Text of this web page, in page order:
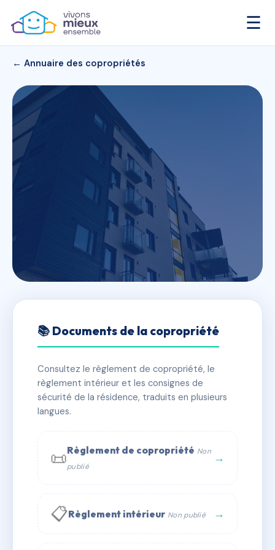
☰
← Annuaire des copropriétés
PLEIN SOLEIL
✓ Immatriculée 🏠 112 lots 🏗 1 bâtiment(s)
📞 Contacter Syndic Digital
📚 Documents de la copropriété
Consultez le règlement de copropriété, le
règlement intérieur et les consignes de
sécurité de la résidence, traduits en plusieurs
langues.
📜Règlement de copropriété Non
publié
→
📋Règlement intérieur Non publié →